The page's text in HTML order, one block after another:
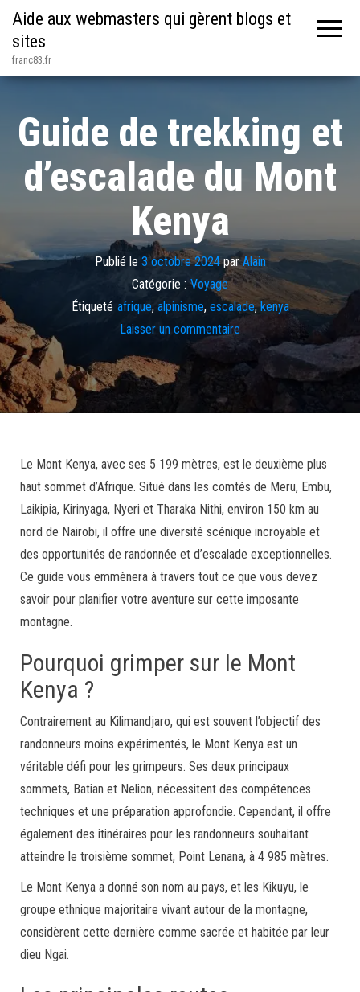
Aide aux webmasters qui gèrent blogs et
sites
franc83.fr
Guide de trekking et
d’escalade du Mont
Kenya
Publié le 3 octobre 2024parAlain
Catégorie : Voyage
Étiqueté afrique, alpinisme, escalade,kenya
Laisser un commentaire
Le Mont Kenya, avec ses 5 199 mètres, est le deuxième plus
haut sommet d’Afrique. Situé dans les comtés de Meru, Embu,
Laikipia, Kirinyaga, Nyeri et Tharaka Nithi, environ 150 km au
nord de Nairobi, il offre une diversité scénique incroyable et
des opportunités de randonnée et d’escalade exceptionnelles.
Ce guide vous emmènera à travers tout ce que vous devez
savoir pour planifier votre aventure sur cette imposante
montagne.
Pourquoi grimper sur le Mont
Kenya ?
Contrairement au Kilimandjaro, qui est souvent l’objectif des
randonneurs moins expérimentés, le Mont Kenya est un
véritable défi pour les grimpeurs. Ses deux principaux
sommets, Batian et Nelion, nécessitent des compétences
techniques et une préparation approfondie. Cependant, il offre
également des itinéraires pour les randonneurs souhaitant
atteindre le troisième sommet, Point Lenana, à 4 985 mètres.
Le Mont Kenya a donné son nom au pays, et les Kikuyu, le
groupe ethnique majoritaire vivant autour de la montagne,
considèrent cette dernière comme sacrée et habitée par leur
dieu Ngai.